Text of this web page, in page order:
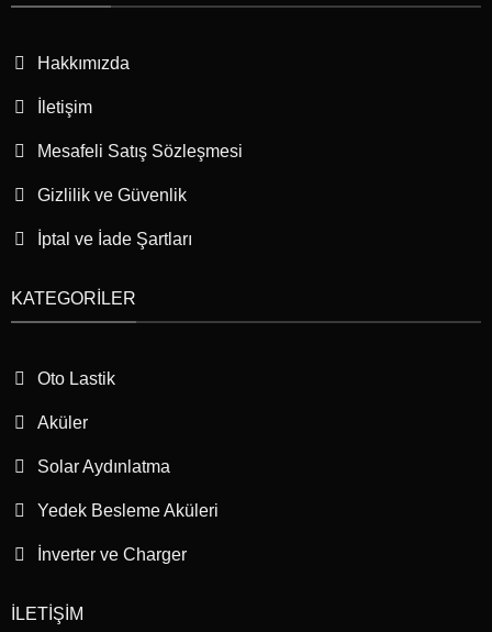
Hakkımızda
İletişim
Mesafeli Satış Sözleşmesi
Gizlilik ve Güvenlik
İptal ve İade Şartları
KATEGORILER
Oto Lastik
Aküler
Solar Aydınlatma
Yedek Besleme Aküleri
İnverter ve Charger
İLETIŞIM